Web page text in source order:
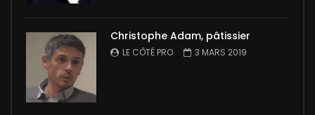
Christophe Adam, pâtissier
LE CÔTÉ PRO 3 MARS 2019